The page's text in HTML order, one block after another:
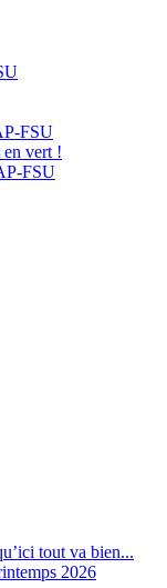
FSU
vert !
FSU
tout va bien...
2026